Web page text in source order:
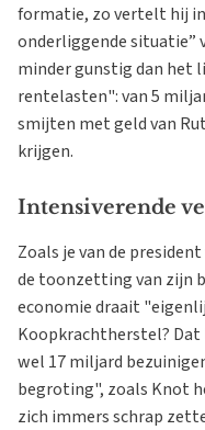
formatie, zo vertelt hij in
onderliggende situatie”
minder gunstig dan het
rentelasten": van 5
smijten met geld van
krijgen.
Intensiverende
Zoals je van de
de toonzetting van zijn
economie draait
Koopkrachtherstel?
wel 17 miljard
begroting", zoals Knot
zich immers schrap